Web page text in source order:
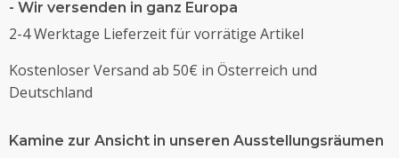
- Wir versenden in ganz Europa
2-4 Werktage Lieferzeit für vorrätige Artikel
Kostenloser Versand ab 50€ in Österreich und
Deutschland
Kamine zur Ansicht in unseren Ausstellungsräumen